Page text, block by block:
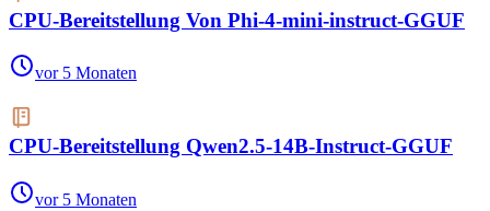
CPU-Bereitstellung Von Phi-4-mini-instruct-GGUF
vor 5 Monaten
CPU-Bereitstellung Qwen2.5-14B-Instruct-GGUF
vor 5 Monaten